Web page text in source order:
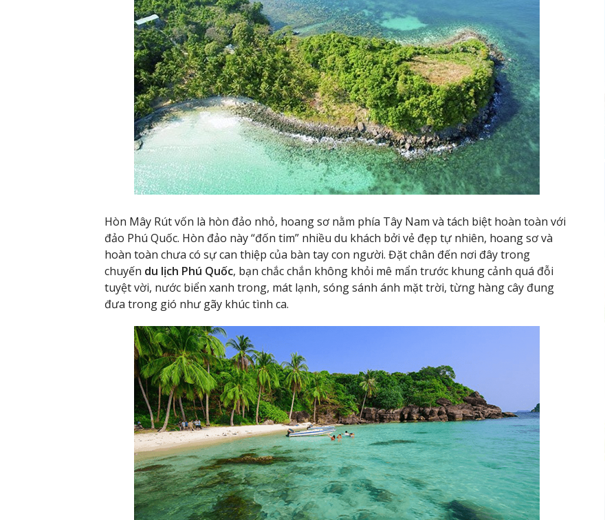
Hòn Mây Rút vốn là hòn đảo nhỏ, hoang sơ nằm phía Tây Nam và tách biệt hoàn toàn với
đảo Phú Quốc. Hòn đảo này “đốn tim” nhiều du khách bởi vẻ đẹp tự nhiên, hoang sơ và
hoàn toàn chưa có sự can thiệp của bàn tay con người. Đặt chân đến nơi đây trong
chuyến du lịch Phú Quốc, bạn chắc chắn không khỏi mê mẩn trước khung cảnh quá đỗi
tuyệt vời, nước biển xanh trong, mát lạnh, sóng sánh ánh mặt trời, từng hàng cây đung
đưa trong gió như gãy khúc tình ca.